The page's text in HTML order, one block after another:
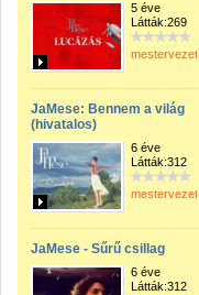
5 éve
Látták:269
mestervezeto
JaMese: Bennem a világ
(hivatalos)
6 éve
Látták:312
mestervezeto
JaMese - Sűrű csillag
6 éve
Látták:312